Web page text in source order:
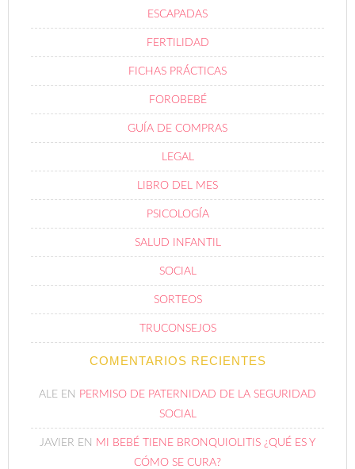
ESCAPADAS
FERTILIDAD
FICHAS PRÁCTICAS
FOROBEBÉ
GUÍA DE COMPRAS
LEGAL
LIBRO DEL MES
PSICOLOGÍA
SALUD INFANTIL
SOCIAL
SORTEOS
TRUCONSEJOS
COMENTARIOS RECIENTES
ALE EN PERMISO DE PATERNIDAD DE LA SEGURIDAD
SOCIAL
JAVIER EN MI BEBÉ TIENE BRONQUIOLITIS ¿QUÉ ES Y
CÓMO SE CURA?